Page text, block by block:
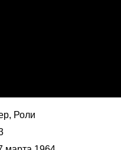
Роли